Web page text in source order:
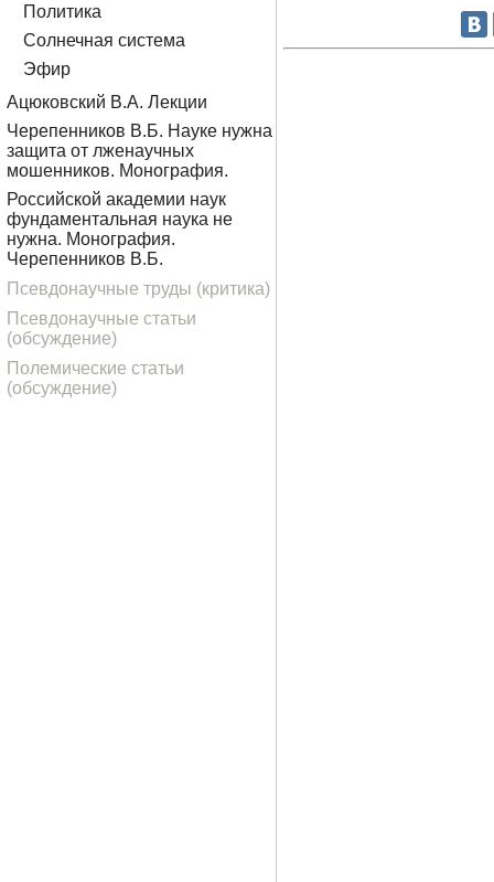
Политика
Солнечная система
Эфир
Ацюковский В.А. Лекции
Черепенников В.Б. Науке нужна
защита от лженаучных
мошенников. Монография.
Российской академии наук
фундаментальная наука не
нужна. Монография.
Черепенников В.Б.
Псевдонаучные труды (критика)
Псевдонаучные статьи
(обсуждение)
Полемические статьи
(обсуждение)